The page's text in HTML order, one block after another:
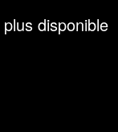
disponible